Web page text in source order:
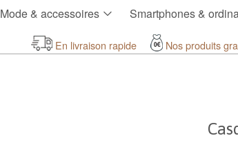
Mode & accessoires Smartphones &
En livraison rapide Nos produits